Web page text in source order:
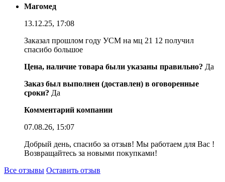
Магомед
13.12.25, 17:08
Заказал прошлом году УСМ на мц 21 12 получил
спасибо большое
Цена, наличие товара были указаны правильно? Да
Заказ был выполнен (доставлен) в оговоренные
сроки? Да
Комментарий компании
07.08.26, 15:07
Добрый день, спасибо за отзыв! Мы работаем для Вас !
Возвращайтесь за новыми покупками!
Все отзывы Оставить отзыв